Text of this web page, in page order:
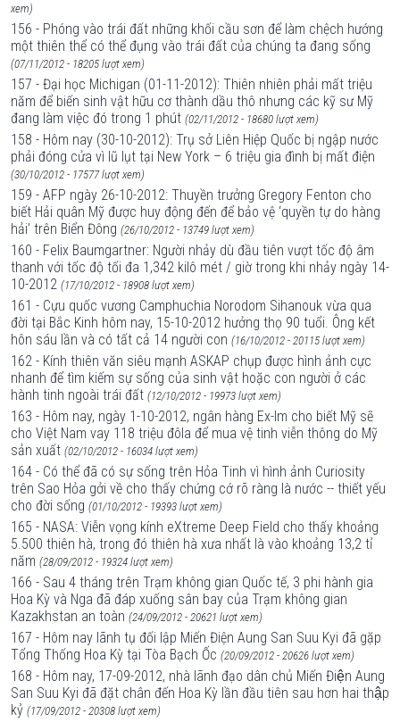
xem)
156 - Phóng vào trái đất những khối cầu sơn để làm chệch hướng
một thiên thể có thể đụng vào trái đất của chúng ta đang sống
(07/11/2012 - 18205 lượt xem)
157 - Đại học Michigan (01-11-2012): Thiên nhiên phải mất triệu
năm để biến sinh vật hữu cơ thành dầu thô nhưng các kỹ sư Mỹ
đang làm việc đó trong 1 phút (02/11/2012 - 18680 lượt xem)
158 - Hôm nay (30-10-2012): Trụ sở Liên Hiệp Quốc bị ngập nước
phải đóng cửa vì lũ lụt tại New York – 6 triệu gia đình bị mất điện
(30/10/2012 - 17577 lượt xem)
159 - AFP ngày 26-10-2012: Thuyền trưởng Gregory Fenton cho
biết Hải quân Mỹ được huy động đến để bảo vệ ‘quyền tự do hàng
hải’ trên Biển Đông (26/10/2012 - 13749 lượt xem)
160 - Felix Baumgartner: Người nhảy dù đầu tiên vượt tốc độ âm
thanh với tốc độ tối đa 1,342 kilô mét / giờ trong khi nhảy ngày 14-
10-2012 (17/10/2012 - 18908 lượt xem)
161 - Cựu quốc vương Camphuchia Norodom Sihanouk vừa qua
đời tại Bắc Kinh hôm nay, 15-10-2012 hưởng thọ 90 tuổi. Ông kết
hôn sáu lần và có tất cả 14 người con (16/10/2012 - 20115 lượt xem)
162 - Kính thiên văn siêu mạnh ASKAP chụp được hình ảnh cực
nhanh để tìm kiếm sự sống của sinh vật hoặc con người ở các
hành tinh ngoài trái đất (12/10/2012 - 19973 lượt xem)
163 - Hôm nay, ngày 1-10-2012, ngân hàng Ex-Im cho biết Mỹ sẽ
cho Việt Nam vay 118 triệu đôla để mua vệ tinh viễn thông do Mỹ
sản xuất (02/10/2012 - 16034 lượt xem)
164 - Có thể đã có sự sống trên Hỏa Tinh vì hình ảnh Curiosity
trên Sao Hỏa gởi về cho thấy chứng cớ rõ ràng là nước -- thiết yếu
cho đời sống (01/10/2012 - 19393 lượt xem)
165 - NASA: Viễn vọng kính eXtreme Deep Field cho thấy khoảng
5.500 thiên hà, trong đó thiên hà xưa nhất là vào khoảng 13,2 tỉ
năm (28/09/2012 - 19324 lượt xem)
166 - Sau 4 tháng trên Trạm không gian Quốc tế, 3 phi hành gia
Hoa Kỳ và Nga đã đáp xuống sân bay của Trạm không gian
Kazakhstan an toàn (24/09/2012 - 20621 lượt xem)
167 - Hôm nay lãnh tụ đối lập Miến Điện Aung San Suu Kyi đã gặp
Tổng Thống Hoa Kỳ tại Tòa Bạch Ốc (20/09/2012 - 20626 lượt xem)
168 - Hôm nay, 17-09-2012, nhà lãnh đạo dân chủ Miến Điện Aung
San Suu Kyi đã đặt chân đến Hoa Kỳ lần đầu tiên sau hơn hai thập
kỷ (17/09/2012 - 20308 lượt xem)